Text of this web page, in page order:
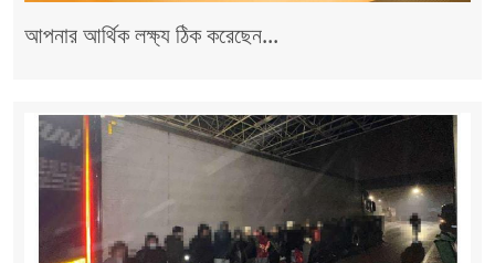
আপনার আর্থিক লক্ষ্য ঠিক করেছেন...